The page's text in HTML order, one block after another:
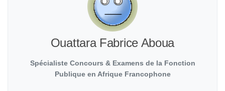
Ouattara Fabrice Aboua
Spécialiste Concours & Examens de la Fonction
Publique en Afrique Francophone